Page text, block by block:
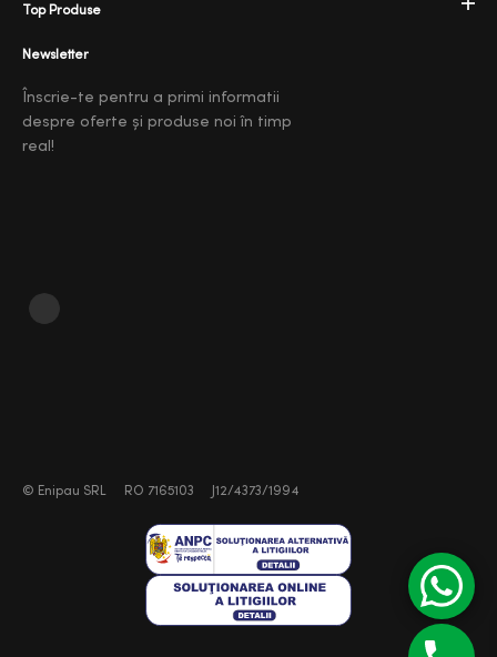
Top Produse
Newsletter
Înscrie-te pentru a primi informatii
despre oferte și produse noi în timp
real!
© Enipau SRL RO 7165103 J12/4373/1994